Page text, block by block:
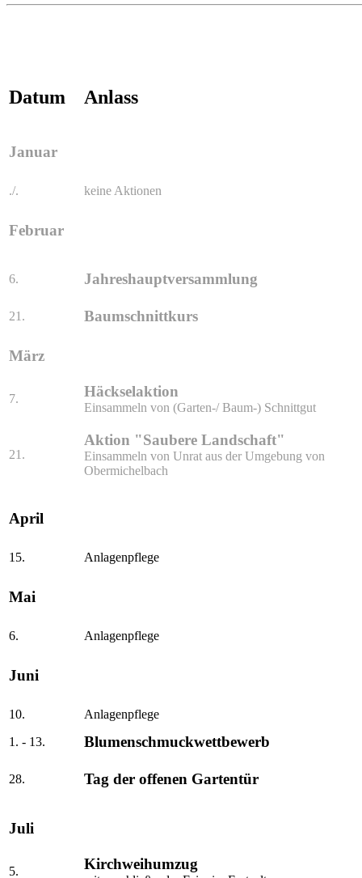
Datum Anlass
Januar
./. keine Aktionen
Februar
6. Jahreshauptversammlung
21. Baumschnittkurs
März
7. Häckselaktion
Einsammeln von (Garten-/ Baum-) Schnittgut
21.
Aktion "Saubere Landschaft"
Einsammeln von Unrat aus der Umgebung von
Obermichelbach
April
15. Anlagenpflege
Mai
6. Anlagenpflege
Juni
10.
Anlagenpflege
1. - 13.
Blumenschmuckwettbewerb
28. Tag der offenen Gartentür
Juli
5. Kirchweihumzug